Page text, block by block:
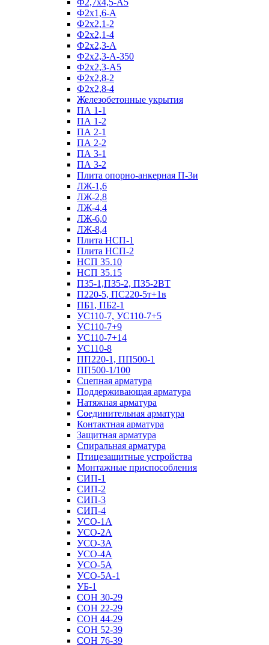
Ф2х1,6-А
Ф2х2,1-2
Ф2х2,1-4
Ф2х2,3-А
Ф2х2,3-А-350
Ф2х2,3-А5
Ф2х2,8-2
Ф2х2,8-4
Железобетонные укрытия
ПА 1-1
ПА 1-2
ПА 2-1
ПА 2-2
ПА 3-1
ПА 3-2
Плита опорно-анкерная П-3и
ЛЖ-1,6
ЛЖ-2,8
ЛЖ-4,4
ЛЖ-6,0
ЛЖ-8,4
Плита НСП-1
Плита НСП-2
НСП 35.10
НСП 35.15
П35-1,П35-2, П35-2ВТ
П220-5, ПС220-5т+1в
ПБ1, ПБ2-1
УС110-7, УС110-7+5
УС110-7+9
УС110-7+14
УС110-8
ПП220-1, ПП500-1
ПП500-1/100
Сцепная арматура
Поддерживающая арматура
Натяжная арматура
Соединительная арматура
Контактная арматура
Защитная арматура
Спиральная арматура
Птицезащитные устройства
Монтажные приспособления
СИП-1
СИП-2
СИП-3
СИП-4
УСО-1А
УСО-2А
УСО-3А
УСО-4А
УСО-5А
УСО-5А-1
УБ-1
СОН 30-29
СОН 22-29
СОН 44-29
СОН 52-39
СОН 76-39